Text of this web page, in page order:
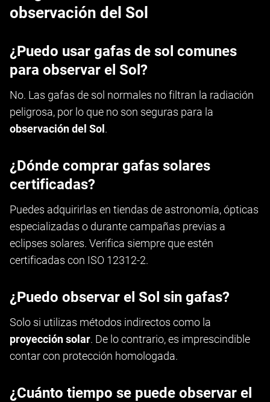
observación del Sol
¿Puedo usar gafas de sol comunes
para observar el Sol?
No. Las gafas de sol normales no filtran la radiación
peligrosa, por lo que no son seguras para la
observación del Sol .
¿Dónde comprar gafas solares
certificadas?
Puedes adquirirlas en tiendas de astronomía, ópticas
especializadas o durante campañas previas a
eclipses solares. Verifica siempre que estén
certificadas con ISO 12312-2.
¿Puedo observar el Sol sin gafas?
Solo si utilizas métodos indirectos como la
proyección solar. De lo contrario, es imprescindible
contar con protección homologada.
¿Cuánto tiempo se puede observar el